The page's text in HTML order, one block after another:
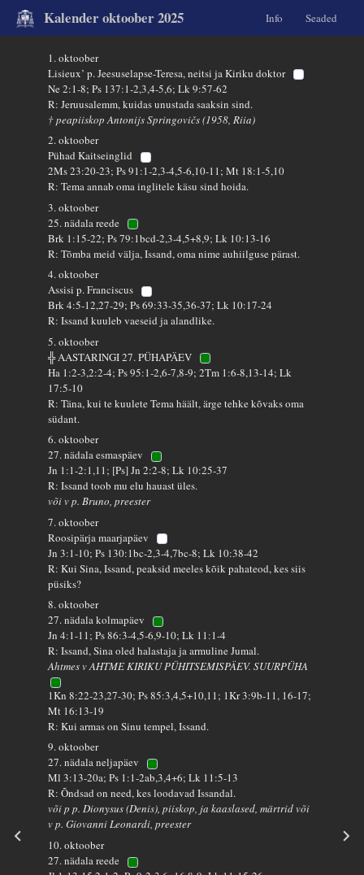
Kalender oktoober 2025 Info Seaded
1. oktoober
Lisieux’ p. Jeesuselapse-Teresa, neitsi ja Kiriku doktor
Ne 2:1-8; Ps 137:1-2,3,4-5,6; Lk 9:57-62
R: Jeruusalemm, kuidas unustada saaksin sind.
† peapiiskop Antonijs Springovičs (1958, Riia)
2. oktoober
Pühad Kaitseinglid
2Ms 23:20-23; Ps 91:1-2,3-4,5-6,10-11; Mt 18:1-5,10
R: Tema annab oma inglitele käsu sind hoida.
3. oktoober
25. nädala reede
Brk 1:15-22; Ps 79:1bcd-2,3-4,5+8,9; Lk 10:13-16
R: Tõmba meid välja, Issand, oma nime auhiilguse pärast.
4. oktoober
Assisi p. Franciscus
Brk 4:5-12,27-29; Ps 69:33-35,36-37; Lk 10:17-24
R: Issand kuuleb vaeseid ja alandlike.
5. oktoober
╬ AASTARINGI 27. PÜHAPÄEV
Ha 1:2-3,2:2-4; Ps 95:1-2,6-7,8-9; 2Tm 1:6-8,13-14; Lk
17:5-10
R: Täna, kui te kuulete Tema häält, ärge tehke kõvaks oma
südant.
6. oktoober
27. nädala esmaspäev
Jn 1:1-2:1,11; [Ps] Jn 2:2-8; Lk 10:25-37
R: Issand toob mu elu hauast üles.
või v p. Bruno, preester
7. oktoober
Roosipärja maarjapäev
Jn 3:1-10; Ps 130:1bc-2,3-4,7bc-8; Lk 10:38-42
R: Kui Sina, Issand, peaksid meeles kõik pahateod, kes siis
püsiks?
8. oktoober
27. nädala kolmapäev
Jn 4:1-11; Ps 86:3-4,5-6,9-10; Lk 11:1-4
R: Issand, Sina oled halastaja ja armuline Jumal.
Ahtmes v AHTME KIRIKU PÜHITSEMISPÄEV. SUURPÜHA
1Kn 8:22-23,27-30; Ps 85:3,4,5+10,11; 1Kr 3:9b-11, 16-17;
Mt 16:13-19
R: Kui armas on Sinu tempel, Issand.
9. oktoober
27. nädala neljapäev
Ml 3:13-20a; Ps 1:1-2ab,3,4+6; Lk 11:5-13
R: Õndsad on need, kes loodavad Issandal.
või p p. Dionysus (Denis), piiskop, ja kaaslased, märtrid või
v p. Giovanni Leonardi, preester
10. oktoober
27. nädala reede